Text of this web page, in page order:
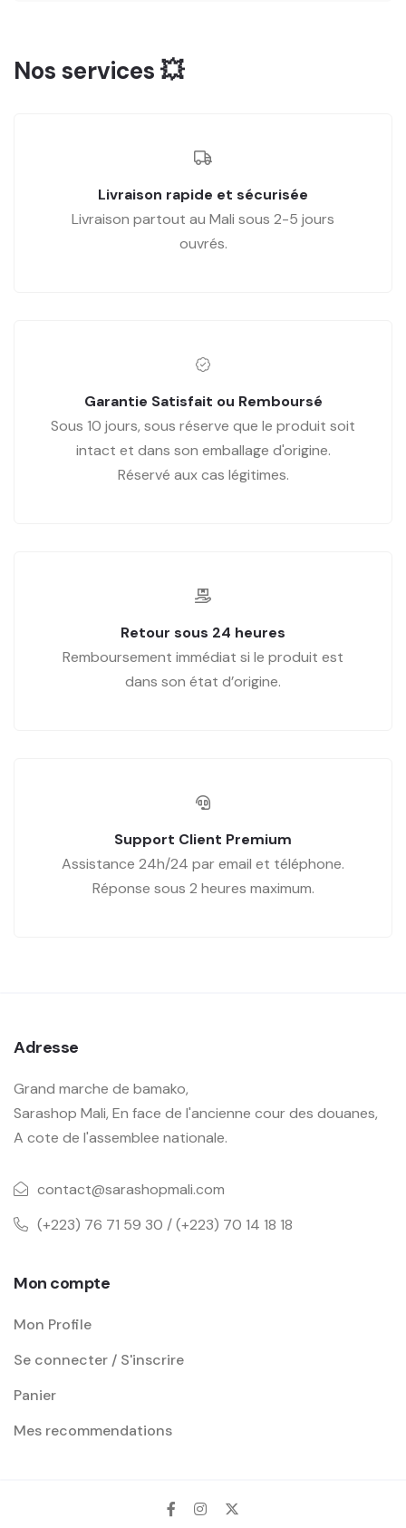
Nos services 💥
Livraison rapide et sécurisée
Livraison partout au Mali sous 2-5 jours
ouvrés.
Garantie Satisfait ou Remboursé
Sous 10 jours, sous réserve que le produit soit
intact et dans son emballage d'origine.
Réservé aux cas légitimes.
Retour sous 24 heures
Remboursement immédiat si le produit est
dans son état d’origine.
Support Client Premium
Assistance 24h/24 par email et téléphone.
Réponse sous 2 heures maximum.
Adresse
Grand marche de bamako,
Sarashop Mali, En face de l'ancienne cour des douanes,
A cote de l'assemblee nationale.
contact@sarashopmali.com
(+223) 76 71 59 30 / (+223) 70 14 18 18
Mon compte
Mon Profile
Se connecter / S'inscrire
Panier
Mes recommendations